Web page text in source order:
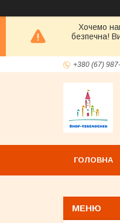
Хочемо
безпечна!
+380 (67)
ГОЛОВНА